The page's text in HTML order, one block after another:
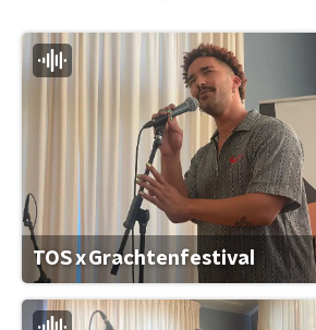
TOS x Grachtenfestival